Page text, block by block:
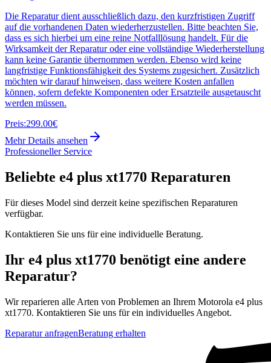
Die Reparatur dient ausschließlich dazu, den kurzfristigen Zugriff
auf die vorhandenen Daten wiederherzustellen. Bitte beachten Sie,
dass es sich hierbei um eine reine Notfalllösung handelt. Für die
Wirksamkeit der Reparatur oder eine vollständige Wiederherstellung
kann keine Garantie übernommen werden. Ebenso wird keine
langfristige Funktionsfähigkeit des Systems zugesichert. Zusätzlich
möchten wir darauf hinweisen, dass weitere Kosten anfallen
können, sofern defekte Komponenten oder Ersatzteile ausgetauscht
werden müssen.
Preis:299.00€
Mehr Details ansehen
Professioneller Service
Beliebte e4 plus xt1770 Reparaturen
Für dieses Model sind derzeit keine spezifischen Reparaturen
verfügbar.
Kontaktieren Sie uns für eine individuelle Beratung.
Ihr e4 plus xt1770 benötigt eine andere
Reparatur?
Wir reparieren alle Arten von Problemen an Ihrem Motorola e4 plus
xt1770. Kontaktieren Sie uns für ein individuelles Angebot.
Reparatur anfragenBeratung erhalten